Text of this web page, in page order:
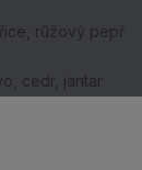
růžový pepř
cedr, jantar
EDT, 100 M